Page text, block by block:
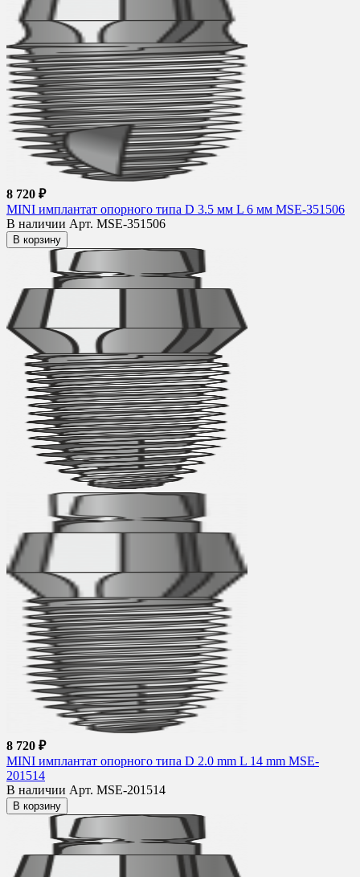
8 720 ₽
MINI имплантат опорного типа D 3.5 мм L 6 мм MSE-351506
В наличии Арт. MSE-351506
В корзину
8 720 ₽
MINI имплантат опорного типа D 2.0 mm L 14 mm MSE-
201514
В наличии Арт. MSE-201514
В корзину